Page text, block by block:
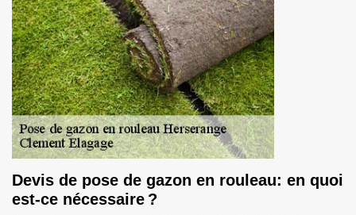
Devis de pose de gazon en rouleau: en quoi
est-ce nécessaire ?